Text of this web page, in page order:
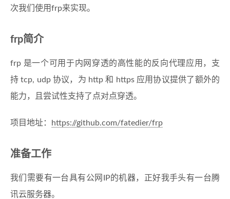
次我们使用frp来实现。
frp简介
frp 是一个可用于内网穿透的高性能的反向代理应用，支
持 tcp, udp 协议，为 http 和 https 应用协议提供了额外的
能力，且尝试性支持了点对点穿透。
项目地址： https://github.com/fatedier/frp
准备工作
我们需要有一台具有公网IP的机器，正好我手头有一台腾
讯云服务器。